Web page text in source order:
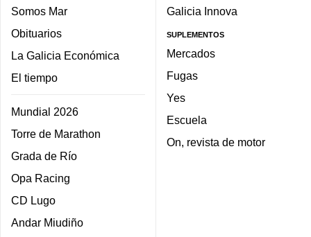
Somos Mar
Obituarios
La Galicia Económica
El tiempo
Mundial 2026
Torre de Marathon
Grada de Río
Opa Racing
CD Lugo
Andar Miudiño
Galicia Innova
SUPLEMENTOS
Mercados
Fugas
Yes
Escuela
On, revista de motor